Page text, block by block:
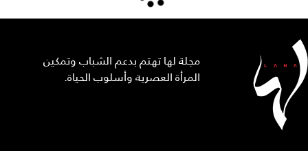
مجلة لها تهتم بدعم الشباب وتمكين
المرأة العصرية وأسلوب الحياة.